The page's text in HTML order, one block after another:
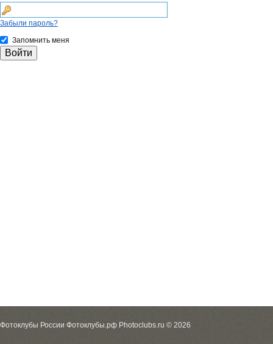
Забыли пароль?
Запомнить меня
Фотоклубы России Фотоклубы.рф Photoclubs.ru © 2026